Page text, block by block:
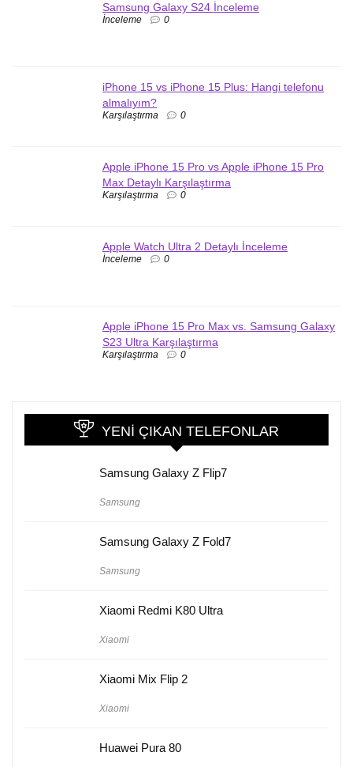
Samsung Galaxy S24 İnceleme
İnceleme 0
iPhone 15 vs iPhone 15 Plus: Hangi telefonu
almalıyım?
Karşılaştırma 0
Apple iPhone 15 Pro vs Apple iPhone 15 Pro
Max Detaylı Karşılaştırma
Karşılaştırma 0
Apple Watch Ultra 2 Detaylı İnceleme
İnceleme 0
Apple iPhone 15 Pro Max vs. Samsung Galaxy
S23 Ultra Karşılaştırma
Karşılaştırma 0
YENI ÇIKAN TELEFONLAR
Samsung Galaxy Z Flip7
Samsung
Samsung Galaxy Z Fold7
Samsung
Xiaomi Redmi K80 Ultra
Xiaomi
Xiaomi Mix Flip 2
Xiaomi
Huawei Pura 80